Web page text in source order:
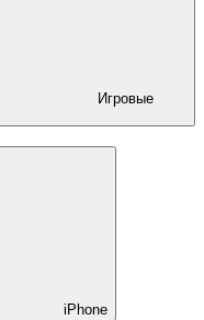
Игровые
iPhone